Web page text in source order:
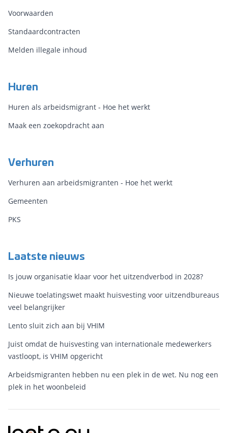
Voorwaarden
Standaardcontracten
Melden illegale inhoud
Huren
Huren als arbeidsmigrant - Hoe het werkt
Maak een zoekopdracht aan
Verhuren
Verhuren aan arbeidsmigranten - Hoe het werkt
Gemeenten
PKS
Laatste nieuws
Is jouw organisatie klaar voor het uitzendverbod in 2028?
Nieuwe toelatingswet maakt huisvesting voor uitzendbureaus
veel belangrijker
Lento sluit zich aan bij VHIM
Juist omdat de huisvesting van internationale medewerkers
vastloopt, is VHIM opgericht
Arbeidsmigranten hebben nu een plek in de wet. Nu nog een
plek in het woonbeleid